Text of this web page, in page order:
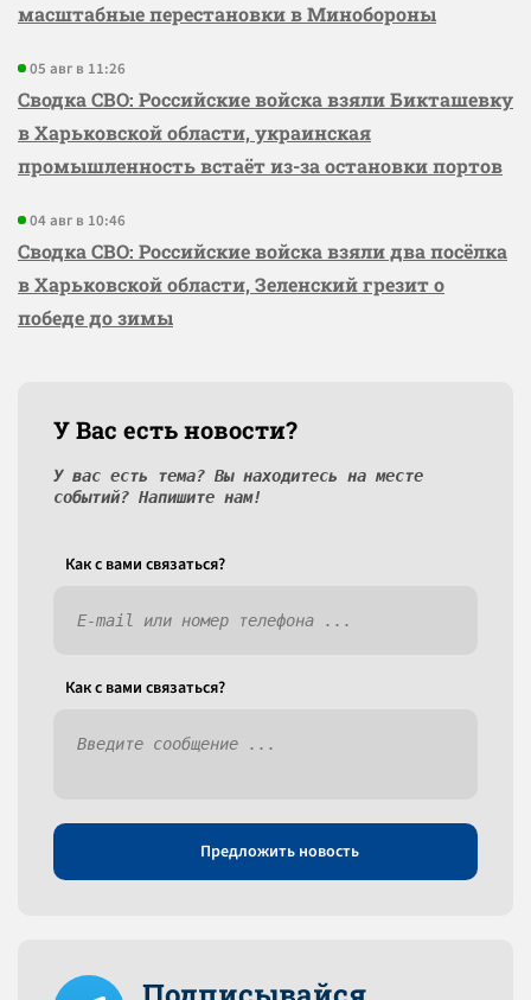
масштабные перестановки в Минобороны
05 авг в 11:26
Сводка СВО: Российские войска взяли Бикташевку
в Харьковской области, украинская
промышленность встаёт из-за остановки портов
04 авг в 10:46
Сводка СВО: Российские войска взяли два посёлка
в Харьковской области, Зеленский грезит о
победе до зимы
У Вас есть новости?
У вас есть тема? Вы находитесь на месте
событий? Напишите нам!
Как c вами связаться?
Как c вами связаться?
Предложить новость